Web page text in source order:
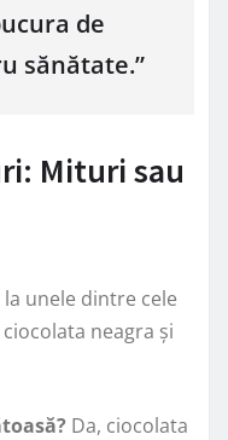
de
sănătate.”
Mituri sau
unele dintre cele
neagra și
Da, ciocolata